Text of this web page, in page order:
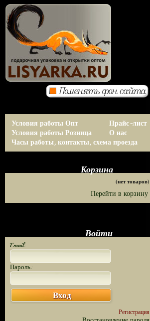
Условия работы Опт
Условия работы Розница
Прайс-лист
О нас
Часы работы, контакты, схема проезда
Корзина
(нет товаров)
Перейти в корзину
Войти
Email:
Пароль:
Вход
Регистрация